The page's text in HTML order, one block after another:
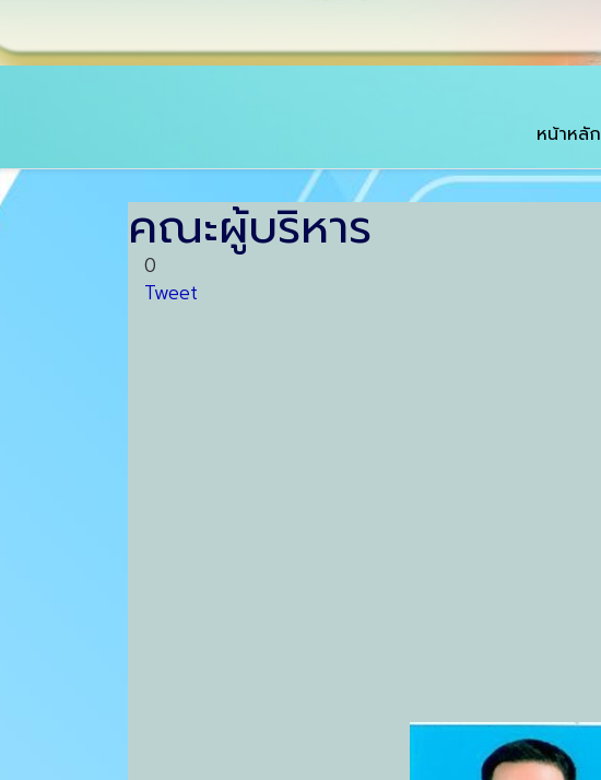
หน้าหลัก
คณะผู้บริหาร
0
Tweet